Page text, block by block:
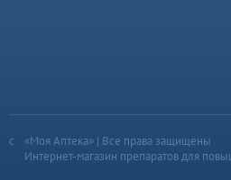
«Моя Аптека» | Все права защищены
Интернет-магазин препаратов для